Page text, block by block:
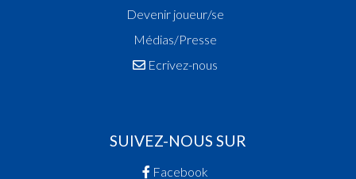
Devenir joueur/se
Médias/Presse
Ecrivez-nous
SUIVEZ-NOUS SUR
Facebook